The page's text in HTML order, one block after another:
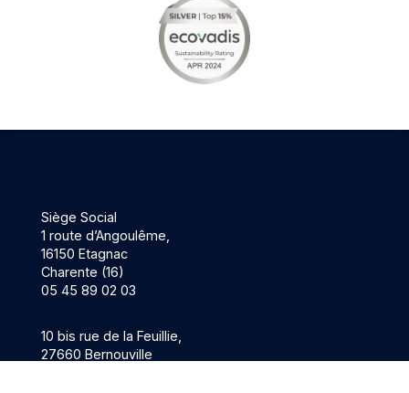
Siège Social
1 route d’Angoulême,
16150 Etagnac
Charente (16)
05 45 89 02 03
10 bis rue de la Feuillie,
27660 Bernouville